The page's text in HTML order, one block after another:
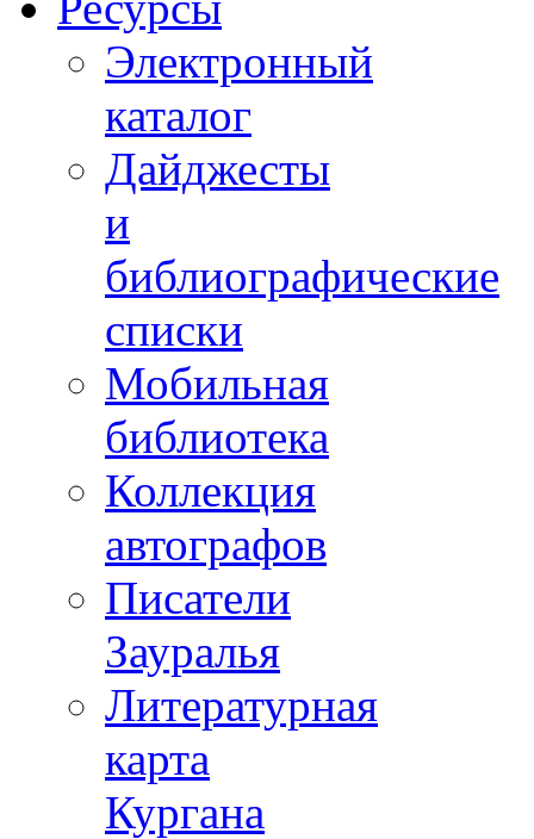
Электронный
каталог
Дайджесты
и
библиографические
списки
Мобильная
библиотека
Коллекция
автографов
Писатели
Зауралья
Литературная
карта
Кургана